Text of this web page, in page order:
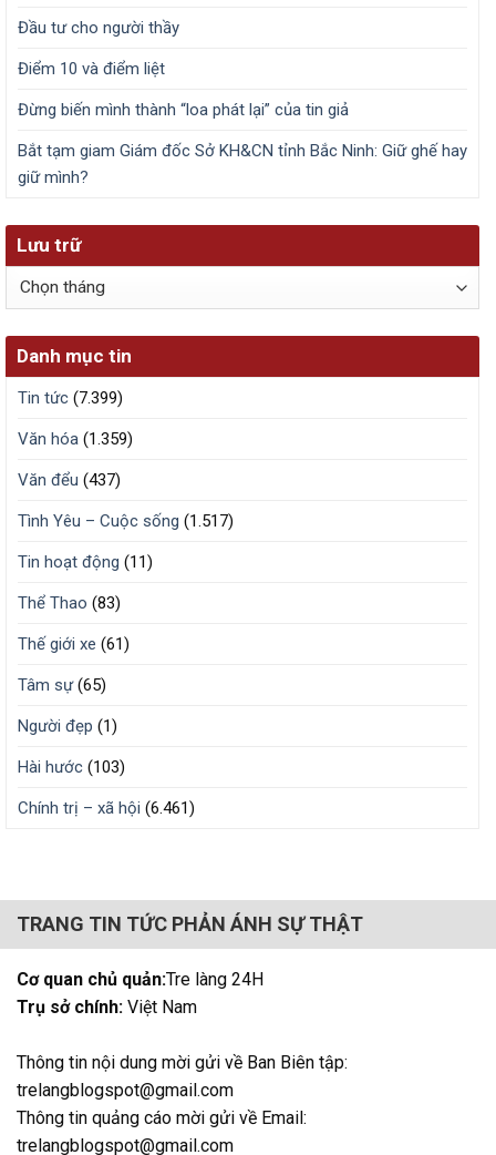
Đầu tư cho người thầy
Điểm 10 và điểm liệt
Đừng biến mình thành “loa phát lại” của tin giả
Bắt tạm giam Giám đốc Sở KH&CN tỉnh Bắc Ninh: Giữ ghế hay
giữ mình?
Lưu trữ
Lưu
Danh mục tin
Tin tức (7.399)
Văn hóa (1.359)
Văn đểu (437)
Tình Yêu – Cuộc sống (1.517)
Tin hoạt động (11)
Thể Thao (83)
Thế giới xe (61)
Tâm sự(65)
Người đẹp (1)
Hài hước (103)
Chính trị – xã hội (6.461)
TRANG TIN TỨC PHẢN ÁNH SỰ THẬT
Cơ quan chủ quản:Tre làng 24H
Trụ sở chính: Việt Nam
Thông tin nội dung mời gửi về Ban Biên tập:
trelangblogspot@gmail.com
Thông tin quảng cáo mời gửi về Email:
trelangblogspot@gmail.com